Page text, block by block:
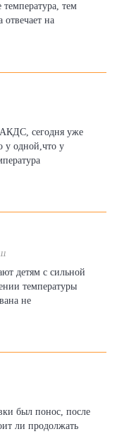
тем
на
сегодня уже
у одной,что у
детям с сильной
температуры
не
был понос, после
ли продолжать